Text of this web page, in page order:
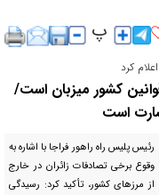
کرد
کشور میزبان است/
است
رئیس پلیس راه راهور فراجا با اشاره به
وقوع برخی تصادفات زائران در خارج
از مرز‌های کشور، تأکید کرد: رسیدگی